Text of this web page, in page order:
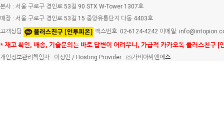
본사 : 서울 구로구 경인로 53길 90 STX W-Tower 1307호
매장 : 서울 구로구 경인로 53길 15 중앙유통단지 다동 4403호
고객상담
팩스번호: 02-6124-4242 이메일:
* 재고 확인, 배송, 기술문의는 바로 답변이 어려우니, 가급적 카카오톡 플러스친구 [
개인정보관리책임자 : 이성민 / Hosting Provider : ㈜가비아씨엔에 스